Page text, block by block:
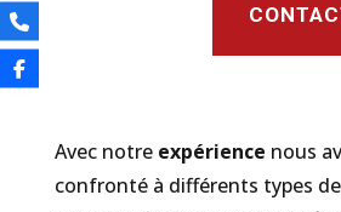
Avec notre expérience nous
confronté à différents types